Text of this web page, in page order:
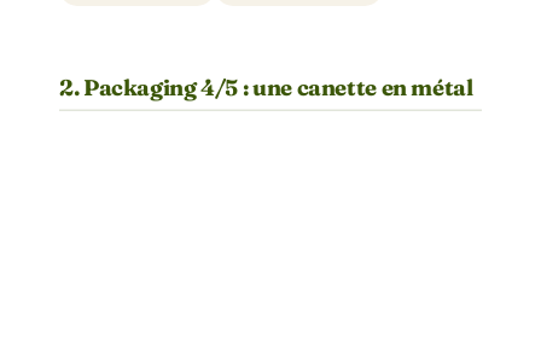
2. Packaging 4/5 : une canette en métal